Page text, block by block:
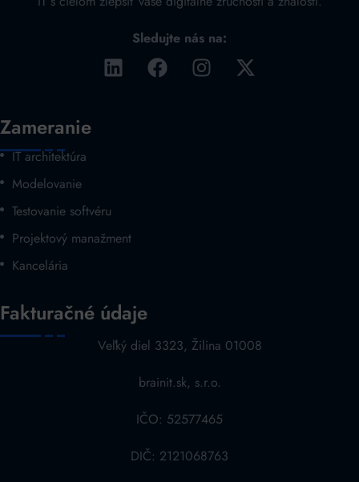
Sledujte nás na:
Zameranie
IT architektúra
Modelovanie
Testovanie softvéru
Projektový manažment
Kancelária
Fakturačné údaje
Veľký diel 3323, Žilina 01008
brainit.sk, s.r.o.
IČO: 52577465
DIČ: 2121068763